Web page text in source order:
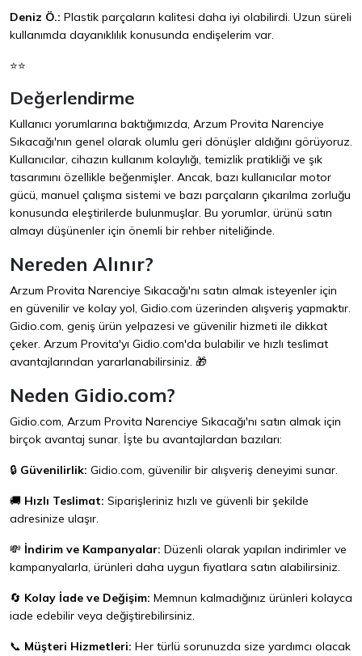
Deniz Ö.: Plastik parçaların kalitesi daha iyi olabilirdi. Uzun süreli
kullanımda dayanıklılık konusunda endişelerim var.
⭐⭐
Değerlendirme
Kullanıcı yorumlarına baktığımızda, Arzum Provita Narenciye
Sıkacağı'nın genel olarak olumlu geri dönüşler aldığını görüyoruz.
Kullanıcılar, cihazın kullanım kolaylığı, temizlik pratikliği ve şık
tasarımını özellikle beğenmişler. Ancak, bazı kullanıcılar motor
gücü, manuel çalışma sistemi ve bazı parçaların çıkarılma zorluğu
konusunda eleştirilerde bulunmuşlar. Bu yorumlar, ürünü satın
almayı düşünenler için önemli bir rehber niteliğinde.
Nereden Alınır?
Arzum Provita Narenciye Sıkacağı'nı satın almak isteyenler için
en güvenilir ve kolay yol, Gidio.com üzerinden alışveriş yapmaktır.
Gidio.com, geniş ürün yelpazesi ve güvenilir hizmeti ile dikkat
çeker. Arzum Provita'yı Gidio.com'da bulabilir ve hızlı teslimat
avantajlarından yararlanabilirsiniz. 🎁
Neden Gidio.com?
Gidio.com, Arzum Provita Narenciye Sıkacağı'nı satın almak için
birçok avantaj sunar. İşte bu avantajlardan bazıları:
🔒 Güvenilirlik: Gidio.com, güvenilir bir alışveriş deneyimi sunar.
🚚 Hızlı Teslimat: Siparişleriniz hızlı ve güvenli bir şekilde
adresinize ulaşır.
💸 İndirim ve Kampanyalar: Düzenli olarak yapılan indirimler ve
kampanyalarla, ürünleri daha uygun fiyatlara satın alabilirsiniz.
🔄 Kolay İade ve Değişim: Memnun kalmadığınız ürünleri kolayca
iade edebilir veya değiştirebilirsiniz.
📞 Müşteri Hizmetleri: Her türlü sorunuzda size yardımcı olacak